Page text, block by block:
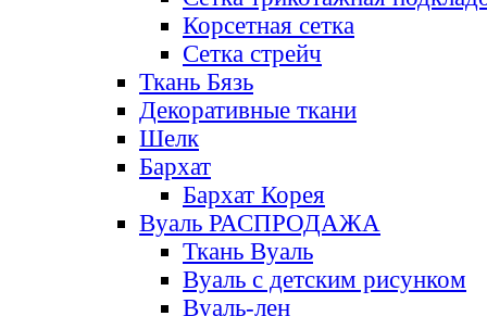
Корсетная сетка
Сетка стрейч
Ткань Бязь
Декоративные ткани
Шелк
Бархат
Бархат Корея
Вуаль РАСПРОДАЖА
Ткань Вуаль
Вуаль с детским рисунком
Вуаль-лен